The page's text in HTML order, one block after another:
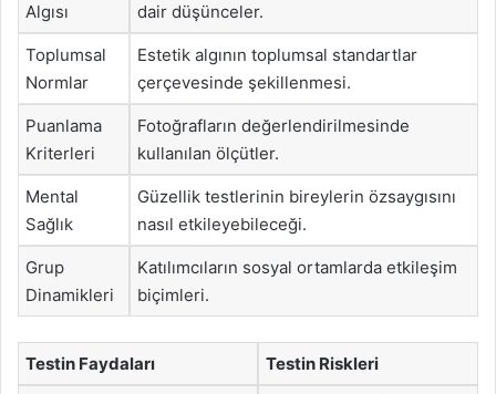
Algısı
dair düşünceler.
Toplumsal
Normlar
Estetik algının toplumsal standartlar
çerçevesinde şekillenmesi.
Puanlama
Kriterleri
Fotoğrafların değerlendirilmesinde
kullanılan ölçütler.
Mental
Sağlık
Güzellik testlerinin bireylerin özsaygısını
nasıl etkileyebileceği.
Grup
Dinamikleri
Katılımcıların sosyal ortamlarda etkileşim
biçimleri.
Testin Faydaları Testin Riskleri